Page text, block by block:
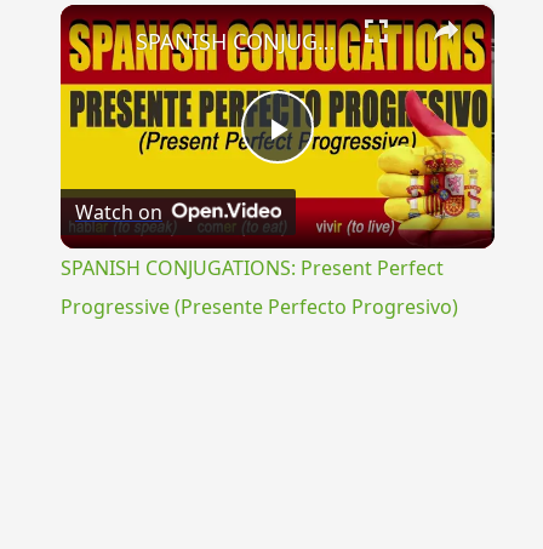
×
Play
Video
SPANISH CONJUGATIONS: Present Perfect Progressive (Presente Perfecto Progresivo)
Watch on
SPANISH CONJUGATIONS: Present Perfect
Progressive (Presente Perfecto Progresivo)